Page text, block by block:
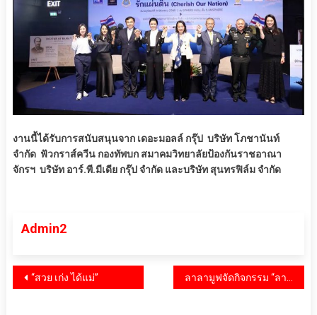
งานนี้ได้รับการสนับสนุนจาก เดอะมอลล์ กรุ๊ป บริษัท โภชานันท์
จำกัด ฟัวกราส์ควีน กองทัพบก สมาคมวิทยาลัยป้องกันราชอาณา
จักรฯ บริษัท อาร์.พี.มีเดีย กรุ๊ป จำกัด และบริษัท สุนทรฟิล์ม จำกัด
Admin2
แนะแนว
“สวย เก่ง ได้แม่”